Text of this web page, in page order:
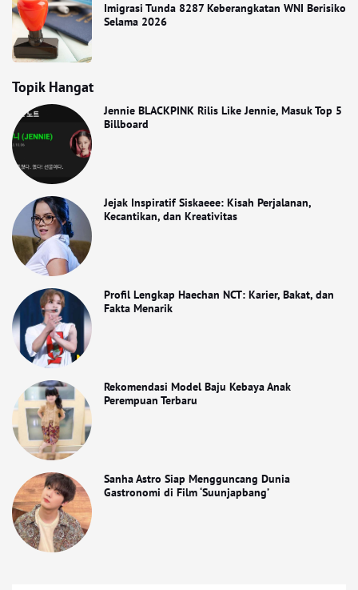
Imigrasi Tunda 8287 Keberangkatan WNI Berisiko
Selama 2026
Topik Hangat
Jennie BLACKPINK Rilis Like Jennie, Masuk Top 5
Billboard
Jejak Inspiratif Siskaeee: Kisah Perjalanan,
Kecantikan, dan Kreativitas
Profil Lengkap Haechan NCT: Karier, Bakat, dan
Fakta Menarik
Rekomendasi Model Baju Kebaya Anak
Perempuan Terbaru
Sanha Astro Siap Mengguncang Dunia
Gastronomi di Film ‘Suunjapbang’